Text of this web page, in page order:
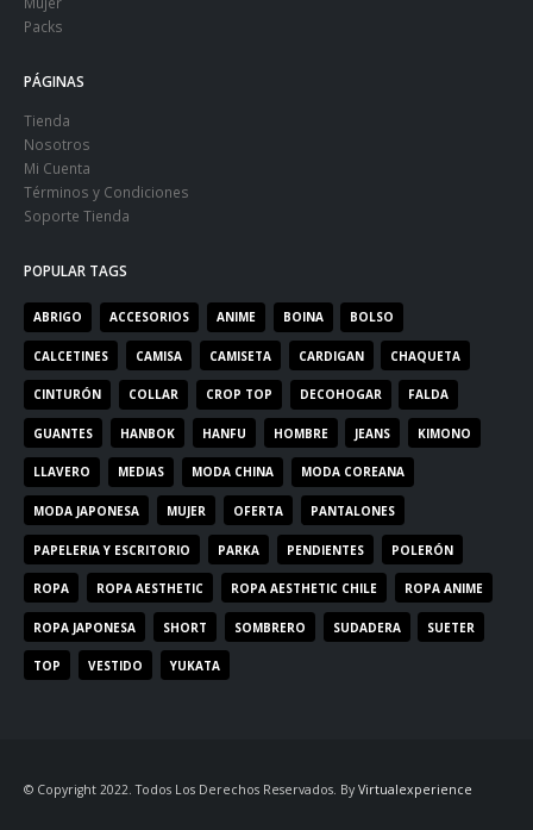
Packs
PÁGINAS
Tienda
Nosotros
Mi Cuenta
Términos y Condiciones
Soporte Tienda
POPULAR TAGS
ABRIGO ACCESORIOS ANIME BOINA BOLSO
CALCETINES CAMISA CAMISETA CARDIGAN CHAQUETA
CINTURÓN COLLAR CROP TOP DECOHOGAR FALDA
GUANTES HANBOK HANFU HOMBRE JEANS KIMONO
LLAVERO MEDIAS MODA CHINA MODA COREANA
MODA JAPONESA MUJER OFERTA PANTALONES
PAPELERIA Y ESCRITORIO PARKA PENDIENTES POLERÓN
ROPA ROPA AESTHETIC ROPA AESTHETIC CHILE ROPA ANIME
ROPA JAPONESA SHORT SOMBRERO SUDADERA SUETER
TOP VESTIDO YUKATA
© Copyright 2022. Todos Los Derechos Reservados. By Virtualexperience